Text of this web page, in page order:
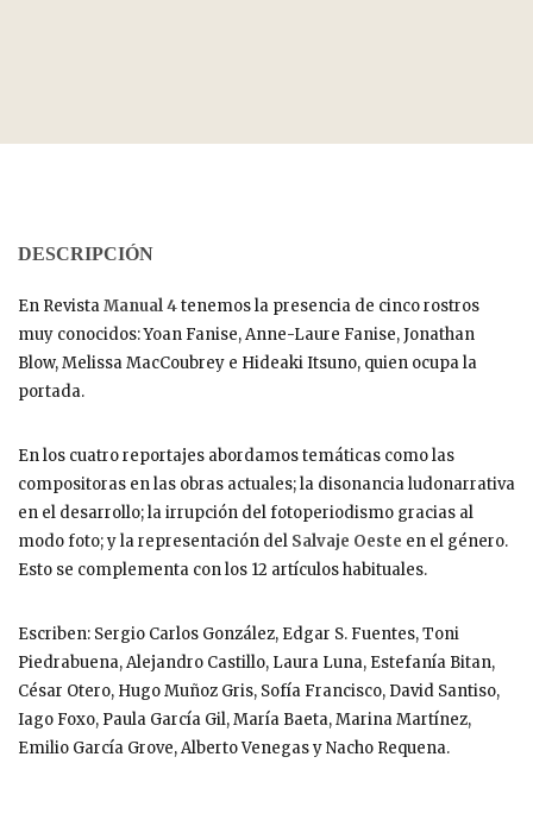
DESCRIPCIÓN
En RevistaManual 4tenemos la presencia de cinco rostros
muy conocidos: Yoan Fanise, Anne-Laure Fanise, Jonathan
Blow, Melissa MacCoubrey e Hideaki Itsuno, quien ocupa la
portada.
En los cuatro reportajes abordamos temáticas como las
compositoras en las obras actuales; la disonancia ludonarrativa
en el desarrollo; la irrupción del fotoperiodismo gracias al
modo foto; y la representación del Salvaje Oeste en el género.
Esto se complementa con los 12 artículos habituales.
Escriben: Sergio Carlos González, Edgar S. Fuentes, Toni
Piedrabuena, Alejandro Castillo, Laura Luna, Estefanía Bitan,
César Otero, Hugo Muñoz Gris, Sofía Francisco, David Santiso,
Iago Foxo, Paula García Gil, María Baeta, Marina Martínez,
Emilio García Grove, Alberto Venegas y Nacho Requena.